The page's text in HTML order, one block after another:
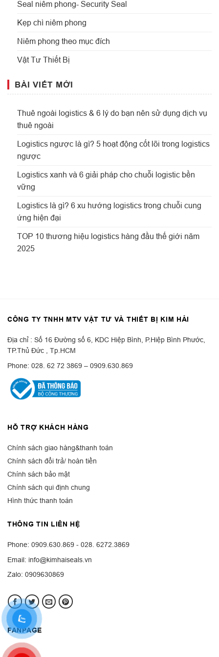
Seal niêm phong- Security Seal
Kẹp chì niêm phong
Niêm phong theo mục đích
Vật Tư Thiết Bị
BÀI VIẾT MỚI
Thuê ngoài logistics & 6 lý do bạn nên sử dụng dịch vụ
thuê ngoài
Logistics ngược là gì? 5 hoạt động cốt lõi trong logistics
ngược
Logistics xanh và 6 giải pháp cho chuỗi logistic bền
vững
Logistics là gì? 6 xu hướng logistics trong chuỗi cung
ứng hiện đại
TOP 10 thương hiệu logistics hàng đầu thế giới năm
2025
CÔNG TY TNHH MTV VẬT TƯ VÀ THIẾT BỊ KIM HẢI
Địa chỉ : Số 16 Đường số 6, KDC Hiệp Bình, P.Hiệp Bình Phước,
TP.Thủ Đức , Tp.HCM
Phone: 028. 62 72 3869 – 0909.630.869
HỖ TRỢ KHÁCH HÀNG
Chính sách giao hàng&thanh toán
Chính sách đổi trả/ hoàn tiền
Chính sách bảo mật
Chính sách qui định chung
Hình thức thanh toán
THÔNG TIN LIÊN HỆ
Phone: 0909.630.869 - 028. 6272.3869
Email: info@kimhaiseals.vn
Zalo: 0909630869
FANPAGE